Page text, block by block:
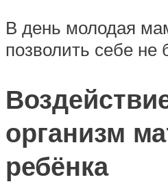
В день молодая
позволить себе не
организм
ребёнка